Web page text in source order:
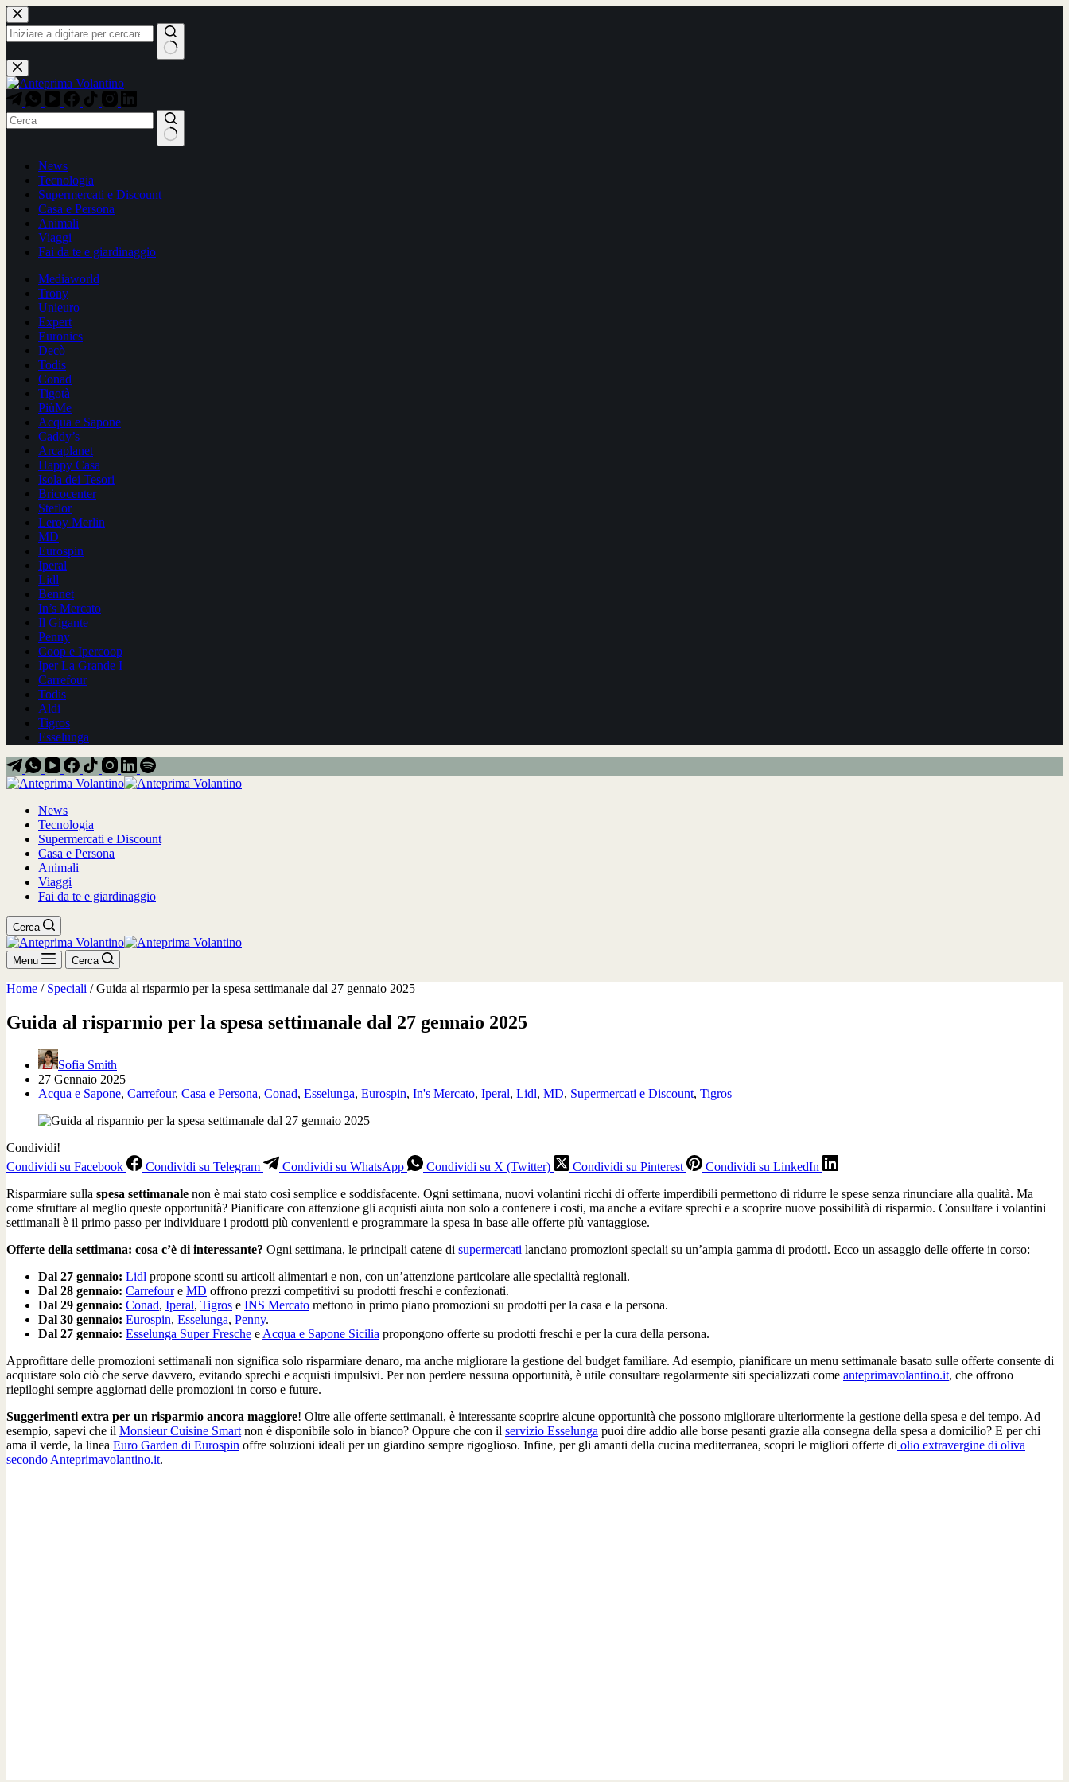
Salta
al
contenuto
Nessun
risultato
risultatoNews
Tecnologia
Supermercati e Discount
Casa e Persona
Animali
Viaggi
Fai da te e giardinaggio
Mediaworld
Trony
Unieuro
Expert
Euronics
Decò
Todis
Conad
Tigotà
PiùMe
Acqua e Sapone
Caddy’s
Arcaplanet
Happy Casa
Isola dei Tesori
Bricocenter
Steflor
Leroy Merlin
MD
Eurospin
Iperal
Lidl
Bennet
In’s Mercato
Il Gigante
Penny
Coop e Ipercoop
Iper La Grande I
Carrefour
Todis
Aldi
Tigros
Esselunga
News
Tecnologia
Supermercati e Discount
Casa e Persona
Animali
Viaggi
Fai da te e giardinaggio
Cerca
Menu Cerca
Home / Speciali /Guida al risparmio per la spesa settimanale dal 27 gennaio 2025
Guida al risparmio per la spesa settimanale dal 27 gennaio 2025
Sofia Smith
27 Gennaio 2025
Acqua e Sapone, Carrefour, Casa e Persona, Conad, Esselunga, Eurospin, In's Mercato, Iperal, Lidl, MD, Supermercati e Discount, Tigros
Condividi!
Condividi su Facebook
Condividi su Telegram Condividi su WhatsApp Condividi su X (Twitter) Condividi su Pinterest
Condividi su LinkedIn
Risparmiare sulla spesa settimanale non è mai stato così semplice e soddisfacente. Ogni settimana, nuovi volantini ricchi di offerte imperdibili permettono di ridurre le spese senza rinunciare alla qualità. Ma
come sfruttare al meglio queste opportunità? Pianificare con attenzione gli acquisti aiuta non solo a contenere i costi, ma anche a evitare sprechi e a scoprire nuove possibilità di risparmio. Consultare i volantini
settimanali è il primo passo per individuare i prodotti più convenienti e programmare la spesa in base alle offerte più vantaggiose.
Offerte della settimana: cosa c’è di interessante? Ogni settimana, le principali catene di supermercati lanciano promozioni speciali su un’ampia gamma di prodotti. Ecco un assaggio delle offerte in corso:
Dal 27 gennaio: Lidl propone sconti su articoli alimentari e non, con un’attenzione particolare alle specialità regionali.
Dal 28 gennaio: Carrefoure MD offrono prezzi competitivi su prodotti freschi e confezionati.
Dal 29 gennaio: Conad, Iperal, Tigros e INS Mercato mettono in primo piano promozioni su prodotti per la casa e la persona.
Dal 30 gennaio: Eurospin, Esselunga, Penny.
Dal 27 gennaio: Esselunga Super Fresche e Acqua e Sapone Sicilia propongono offerte su prodotti freschi e per la cura della persona.
Approfittare delle promozioni settimanali non significa solo risparmiare denaro, ma anche migliorare la gestione del budget familiare. Ad esempio, pianificare un menu settimanale basato sulle offerte consente di
acquistare solo ciò che serve davvero, evitando sprechi e acquisti impulsivi. Per non perdere nessuna opportunità, è utile consultare regolarmente siti specializzati come anteprimavolantino.it, che offrono
riepiloghi sempre aggiornati delle promozioni in corso e future.
Suggerimenti extra per un risparmio ancora maggiore! Oltre alle offerte settimanali, è interessante scoprire alcune opportunità che possono migliorare ulteriormente la gestione della spesa e del tempo. Ad
esempio, sapevi che il Monsieur Cuisine Smart non è disponibile solo in bianco? Oppure che con il servizio Esselunga puoi dire addio alle borse pesanti grazie alla consegna della spesa a domicilio? E per chi
ama il verde, la linea Euro Garden di Eurospin offre soluzioni ideali per un giardino sempre rigoglioso. Infine, per gli amanti della cucina mediterranea, scopri le migliori offerte di olio extravergine di oliva
secondo Anteprimavolantino.it.